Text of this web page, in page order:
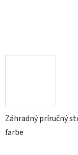
Záhradný príručný
farbe